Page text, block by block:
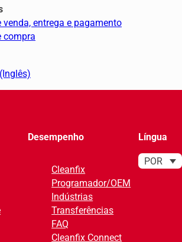
venda, entrega e pagamento
compra
Desempenho
Cleanfix
Programador/OEM
Indústrias
Transferências
FAQ
Cleanfix Connect
Língua
POR